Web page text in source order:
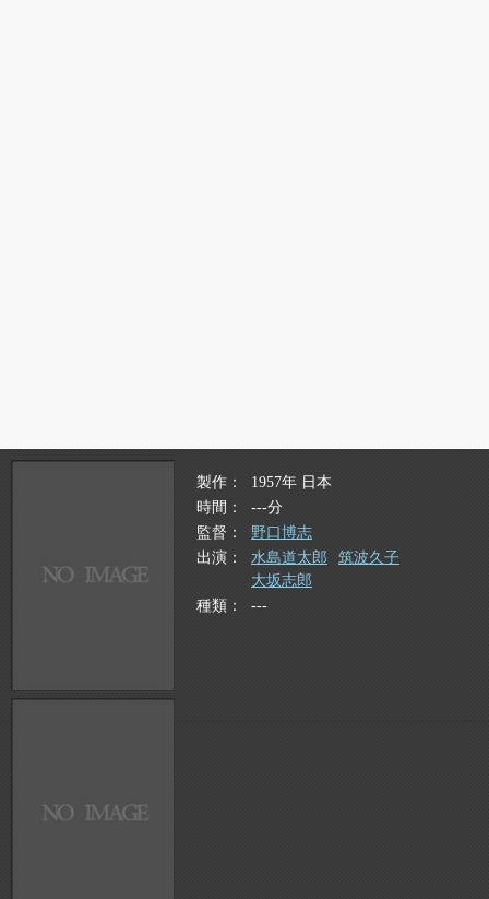
製作
1957年 日本
時間
---分
監督
野口博志
出演
水島道太郎
筑波久子
大坂志郎
種類
---